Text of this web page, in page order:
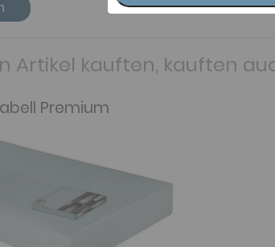
Artikel kauften, kauften
Premium